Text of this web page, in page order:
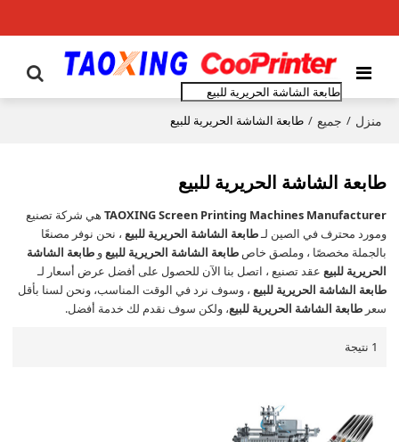
منزل / جميع / طابعة الشاشة الحريرية للبيع
طابعة الشاشة الحريرية للبيع
TAOXING Screen Printing Machines Manufacturer هي شركة تصنيع
ومورد محترف في الصين لـطابعة الشاشة الحريرية للبيع ، نحن نوفر مصنعًا
بالجملة مخصصًا ، وملصق خاصطابعة الشاشة الحريرية للبيعوطابعة الشاشة
الحريرية للبيع عقد تصنيع ، اتصل بنا الآن للحصول على أفضل عرض أسعار لـ
طابعة الشاشة الحريرية للبيع ، وسوف نرد في الوقت المناسب، ونحن لسنا بأقل
سعرطابعة الشاشة الحريرية للبيع، ولكن سوف نقدم لك خدمة أفضل.
1 نتيجة